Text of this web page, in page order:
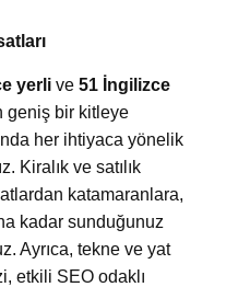
yerli ve 51 İngilizce
geniş bir kitleye
her ihtiyaca yönelik
Kiralık ve satılık
katamaranlara,
kadar sunduğunuz
Ayrıca, tekne ve yat
etkili SEO odaklı